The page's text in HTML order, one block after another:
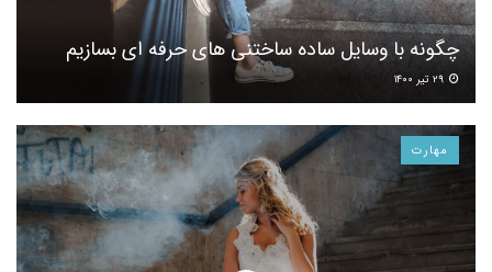
چگونه با وسایل ساده ساختنی های حرفه ای بسازیم
مهارت